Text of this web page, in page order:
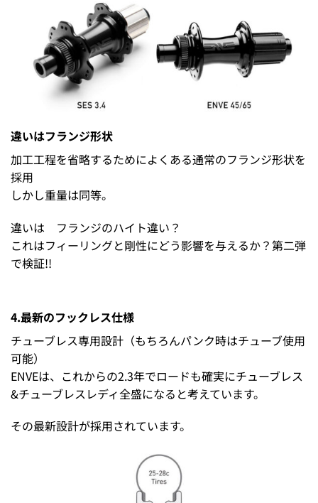
違いはフランジ形状
加工工程を省略するためによくある通常のフランジ形状を
採用
しかし重量は同等。
違いは フランジのハイト違い？
これはフィーリングと剛性にどう影響を与えるか？第二弾
で検証!!
4.最新のフックレス仕様
チューブレス専用設計（もちろんパンク時はチューブ使用
可能）
ENVEは、これからの2.3年でロードも確実にチューブレス
&チューブレスレディ全盛になると考えています。
その最新設計が採用されています。